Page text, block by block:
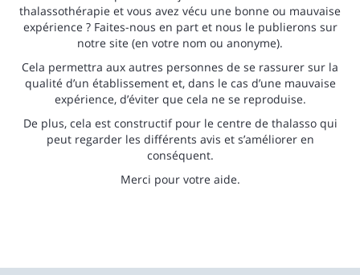
thalassothérapie et vous avez vécu une bonne ou mauvaise
expérience ? Faites-nous en part et nous le publierons sur
notre site (en votre nom ou anonyme).
Cela permettra aux autres personnes de se rassurer sur la
qualité d’un établissement et, dans le cas d’une mauvaise
expérience, d’éviter que cela ne se reproduise.
De plus, cela est constructif pour le centre de thalasso qui
peut regarder les différents avis et s’améliorer en
conséquent.
Merci pour votre aide.